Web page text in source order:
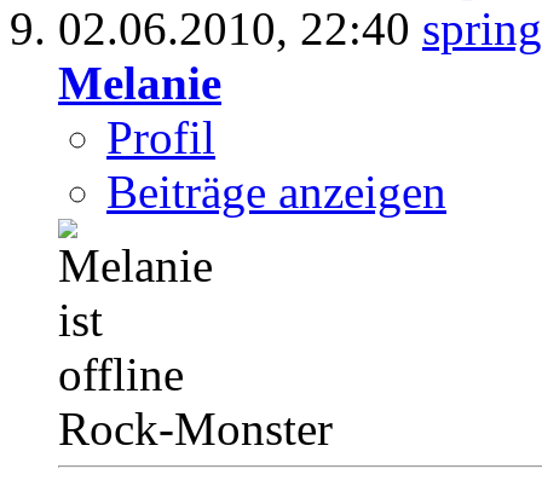
02.06.2010, 22:40
Melanie
Profil
Beiträge anzeigen
Rock-Monster